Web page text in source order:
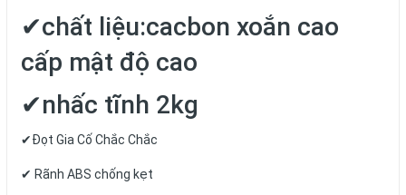
✔chất liệu:cacbon xoắn cao
cấp mật độ cao
✔nhấc tĩnh 2kg
✔Đọt Gia Cố Chắc Chắc
✔ Rãnh ABS chống kẹt